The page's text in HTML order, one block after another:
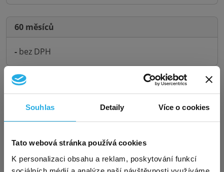
Souhlas Detaily Více o cookies
Tato webová stránka používá cookies
K personalizaci obsahu a reklam, poskytování funkcí
60 měsíců
- bez DPH
120 měsíců
17 500 Kčbez DPH
💡 Že možná není virtuální trvalý pobyt na pražské
Exkluzivní akce pro nové
zákazníky – virtuální sídlo za